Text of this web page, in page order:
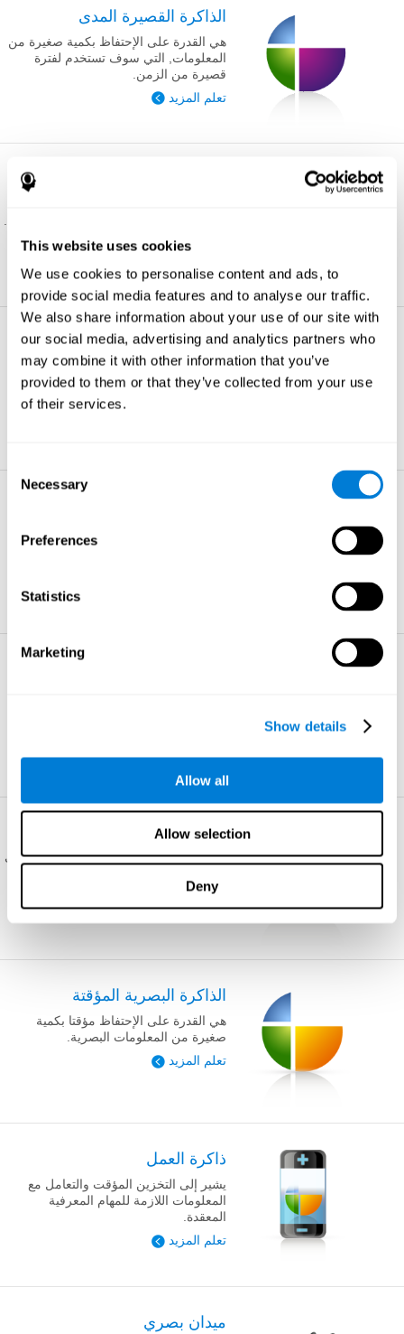
This website uses cookies
We use cookies to personalise content and ads, to
provide social media features and to analyse our traffic.
We also share information about your use of our site with
our social media, advertising and analytics partners who
may combine it with other information that you’ve
provided to them or that they’ve collected from your use
of their services.
Selection
Necessary
Preferences
Statistics
Marketing
Show details
Allow all
Allow selection
Deny
الذاكرة القصيرة المدى
هي القدرة على الإحتفاظ بكمية صغيرة من
المعلومات, التي سوف تستخدم لفترة
قصيرة من الزمن.
تعلم المزيد
في الفضاء, والتحقيق في علاقاتها في البيئة.
تعلم المزيد
المراقبة
إنّه القدرة على مراقبة السلوك الذي نفعل
لنتمّ التخطيط.
الفحص البصري
هو القدرة على إيجاد بنشاط المعلومات ذات
تعلم المزيد
الذاكرة البصرية المؤقتة
هي القدرة على الإحتفاظ مؤقتا بكمية
صغيرة من المعلومات البصرية.
تعلم المزيد
ذاكرة العمل
يشير إلى التخزين المؤقت والتعامل مع
المعلومات اللازمة للمهام المعرفية
المعقدة.
تعلم المزيد
ميدان بصري